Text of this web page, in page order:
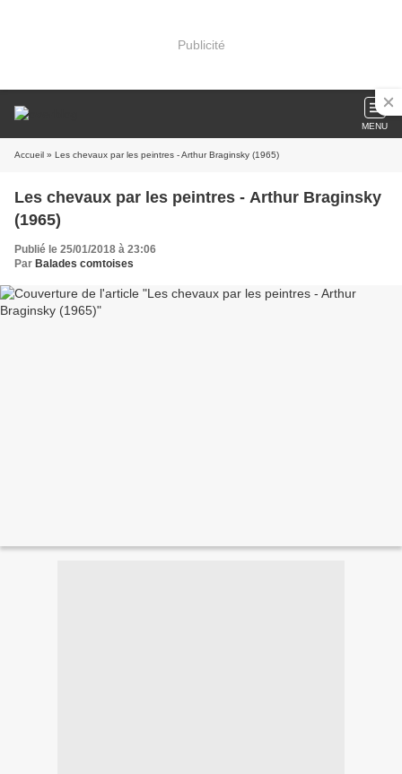
Publicité
MENU
Accueil » Les chevaux par les peintres - Arthur Braginsky (1965)
Les chevaux par les peintres - Arthur Braginsky
(1965)
Publié le 25/01/2018 à 23:06
Par Balades comtoises